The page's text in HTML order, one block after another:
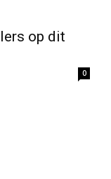
op dit
0